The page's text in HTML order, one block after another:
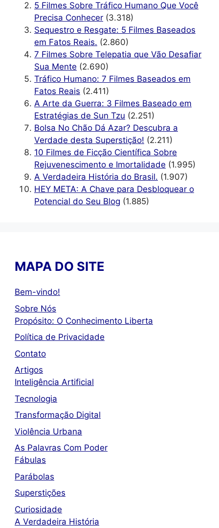
5 Filmes Sobre Tráfico Humano Que Você
Precisa Conhecer (3.318)
Sequestro e Resgate: 5 Filmes Baseados
em Fatos Reais. (2.860)
7 Filmes Sobre Telepatia que Vão Desafiar
Sua Mente (2.690)
Tráfico Humano: 7 Filmes Baseados em
Fatos Reais (2.411)
A Arte da Guerra: 3 Filmes Baseado em
Estratégias de Sun Tzu (2.251)
Bolsa No Chão Dá Azar? Descubra a
Verdade desta Superstição! (2.211)
10 Filmes de Ficção Científica Sobre
Rejuvenescimento e Imortalidade (1.995)
A Verdadeira História do Brasil. (1.907)
HEY META: A Chave para Desbloquear o
Potencial do Seu Blog (1.885)
MAPA DO SITE
Bem-vindo!
Sobre Nós
Propósito: O Conhecimento Liberta
Política de Privacidade
Contato
Artigos
Inteligência Artificial
Tecnologia
Transformação Digital
Violência Urbana
As Palavras Com Poder
Fábulas
Parábolas
Superstições
Curiosidade
A Verdadeira História